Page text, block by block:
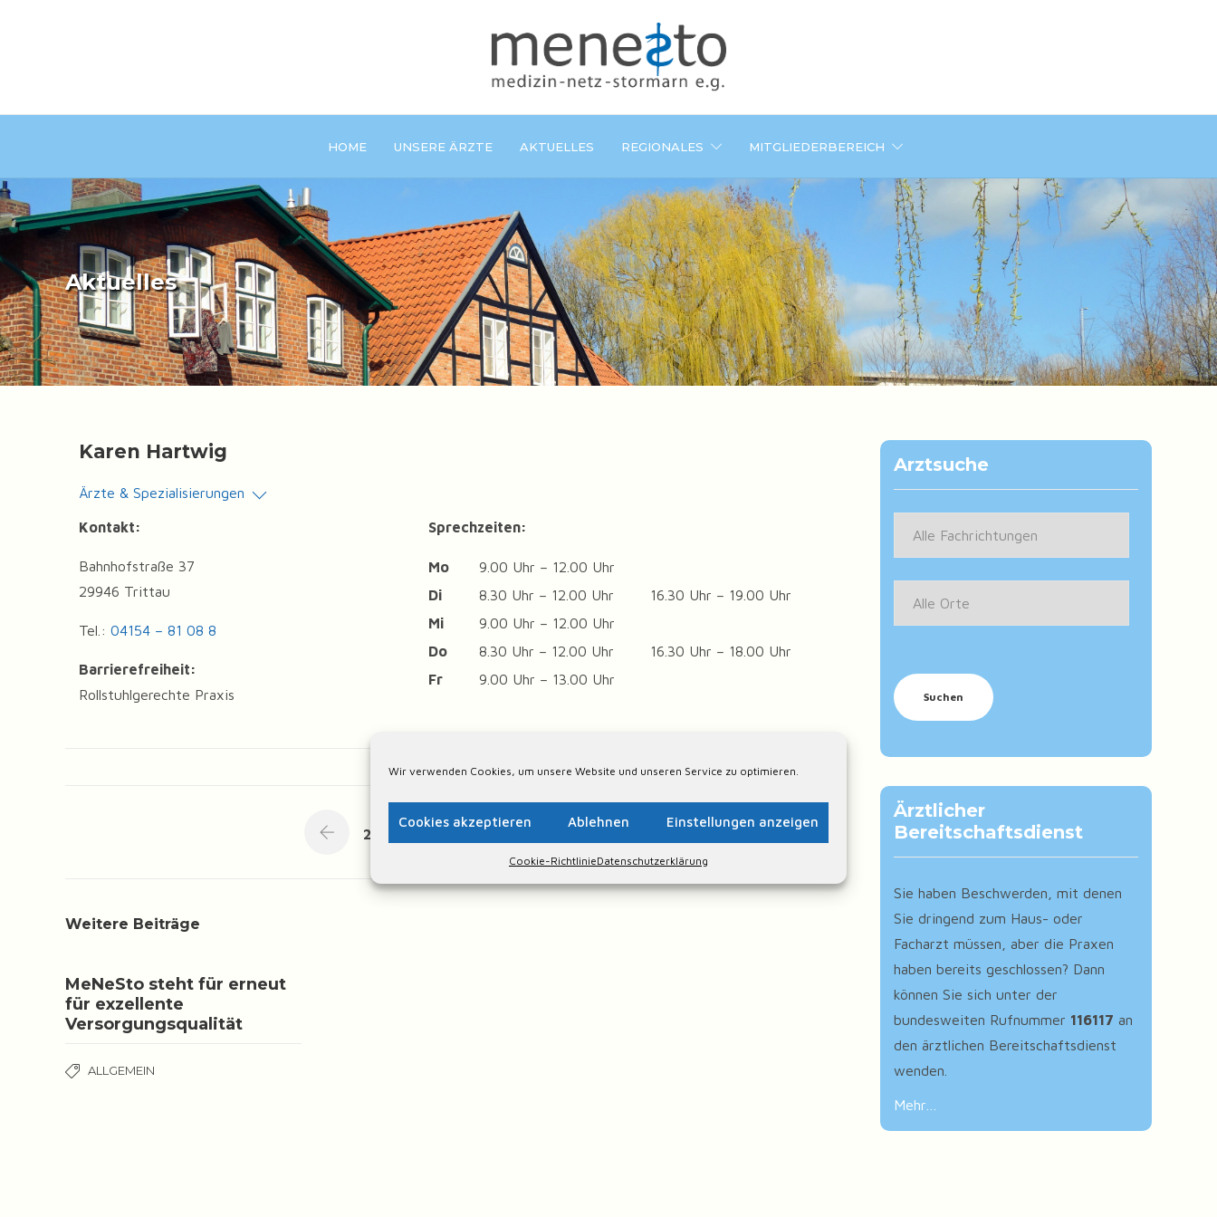
Wir verwenden Cookies, um unsere Website und unseren Service zu optimieren.
Cookies akzeptieren Ablehnen Einstellungen anzeigen
Cookie-RichtlinieDatenschutzerklärung
HOME UNSERE ÄRZTE AKTUELLES REGIONALES MITGLIEDERBEREICH
Aktuelles
Karen Hartwig
Ärzte & Spezialisierungen
Kontakt:
Bahnhofstraße 37
29946 Trittau
Tel.: 04154 – 81 08 8
Barrierefreiheit:
Rollstuhlgerechte Praxis
Sprechzeiten:
Mo
9.00 Uhr – 12.00 Uhr
Di
8.30 Uhr – 12.00 Uhr
16.30 Uhr – 19.00 Uhr
Mi
9.00 Uhr – 12.00 Uhr
Do
8.30 Uhr – 12.00 Uhr
16.30 Uhr – 18.00 Uhr
Fr
9.00 Uhr – 13.00 Uhr
2
Weitere Beiträge
MeNeSto steht für erneut
für exzellente
Versorgungsqualität
ALLGEMEIN
Arztsuche
Ärztlicher
Bereitschaftsdienst
Sie haben Beschwerden, mit denen
Sie dringend zum Haus- oder
Facharzt müssen, aber die Praxen
haben bereits geschlossen? Dann
können Sie sich unter der
bundesweiten Rufnummer 116117 an
den ärztlichen Bereitschaftsdienst
wenden.
Mehr…